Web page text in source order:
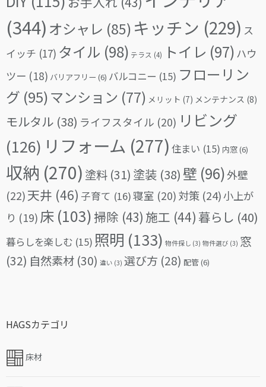
(344) オシャレ (85) キッチン (229) ス
イッチ (17) タイル (98) テラス (4) トイレ (97) ハウ
ツー (18) バリアフリー (6) バルコニー (15) フローリン
グ (95)マンション (77) メリット (7) メンテナンス (8)
モルタル (38) ライフスタイル (20) リビング
(126) リフォーム (277) 住まい (15) 内窓(6)
収納 (270) 塗料 (31) 塗装 (38) 壁 (96)外壁
(22)天井 (46) 子育て (16)寝室 (20) 対策 (24)小上が
り (19) 床 (103)掃除 (43) 施工 (44) 暮らし (40)
暮らしを楽しむ (15) 照明 (133) 物件探し (3) 物件選び (3) 窓
(32) 自然素材 (30) 違い (3) 選び方 (28) 配管(6)
HAGSカテゴリ
床材